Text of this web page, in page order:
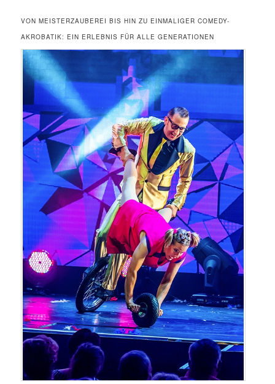
VON MEISTERZAUBEREI BIS HIN ZU EINMALIGER COMEDY-
AKROBATIK: EIN ERLEBNIS FÜR ALLE GENERATIONEN